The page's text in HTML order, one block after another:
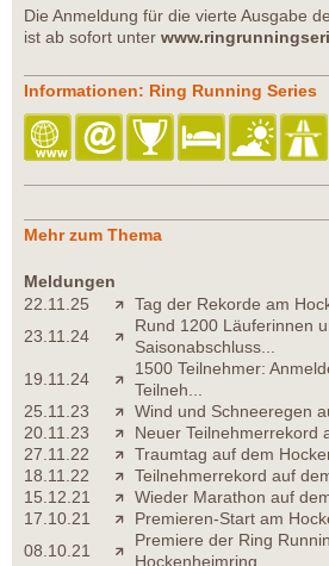
Die Anmeldung für die vierte Ausgabe
ist ab sofort unter
Informationen: Ring Running Series
Mehr zum Thema
Meldungen
22.11.25
Tag der Rekorde am
23.11.24
Rund 1200 Läuferinnen
Saisonabschluss...
19.11.24
1500 Teilnehmer:
Teilneh...
25.11.23
Wind und Schneeregen
20.11.23
Neuer Teilnehmerrekord
27.11.22
Traumtag auf dem
18.11.22
Teilnehmerrekord auf
15.12.21
Wieder Marathon auf
17.10.21
Premieren-Start am
08.10.21
Premiere der Ring
Hockenheimring